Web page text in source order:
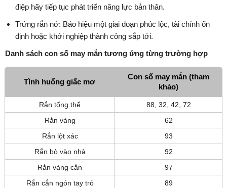
điệp hãy tiếp tục phát triển năng lực bản thân.
Trứng rắn nở: Báo hiệu một giai đoạn phúc lộc, tài chính ổn
định hoặc khởi nghiệp thành công sắp tới.
Danh sách con số may mắn tương ứng từng trường hợp
Tình huống giấc mơ
Con số may mắn (tham
khảo)
Rắn tổng thể
88, 32, 42, 72
Rắn vàng
62
Rắn lột xác
93
Rắn bò vào nhà
92
Rắn vàng cắn
97
Rắn cắn ngón tay trỏ
89